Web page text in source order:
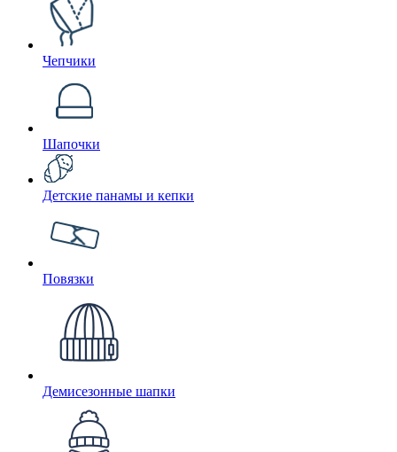
Чепчики
Шапочки
Детские панамы и кепки
Повязки
Демисезонные шапки